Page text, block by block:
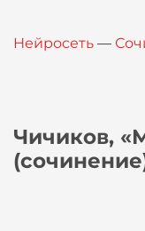
Вход
Нейросеть —
Чичиков,